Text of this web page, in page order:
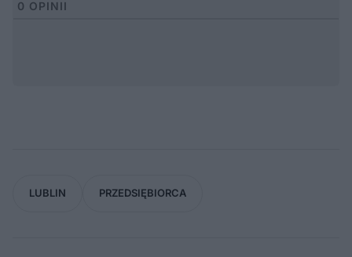
0 OPINII
LUBLIN PRZEDSIĘBIORCA